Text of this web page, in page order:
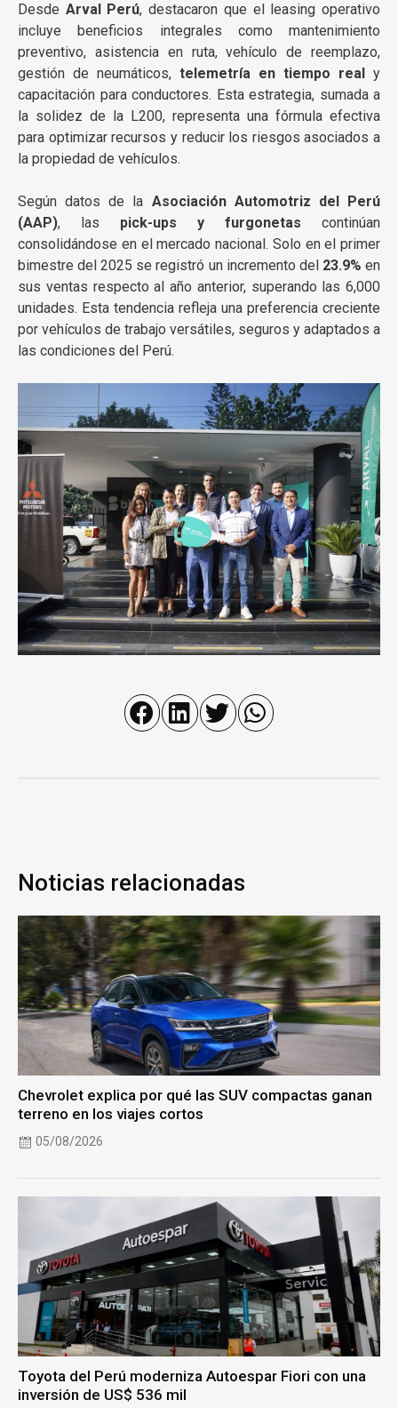
Desde Arval Perú, destacaron que el leasing operativo
incluye beneficios integrales como mantenimiento
preventivo, asistencia en ruta, vehículo de reemplazo,
gestión de neumáticos, telemetría en tiempo real
y
capacitación para conductores. Esta estrategia, sumada a
la solidez de la L200, representa una fórmula efectiva
para optimizar recursos y reducir los riesgos asociados a
la propiedad de vehículos.
Según datos de la Asociación Automotriz del Perú
(AAP), las pick-ups y furgonetas continúan
consolidándose en el mercado nacional. Solo en el primer
bimestre del 2025 se registró un incremento del 23.9% en
sus ventas respecto al año anterior, superando las 6,000
unidades. Esta tendencia refleja una preferencia creciente
por vehículos de trabajo versátiles, seguros y adaptados a
las condiciones del Perú.
Noticias relacionadas
Chevrolet explica por qué las SUV compactas ganan
terreno en los viajes cortos
05/08/2026
Toyota del Perú moderniza Autoespar Fiori con una
inversión de US$ 536 mil